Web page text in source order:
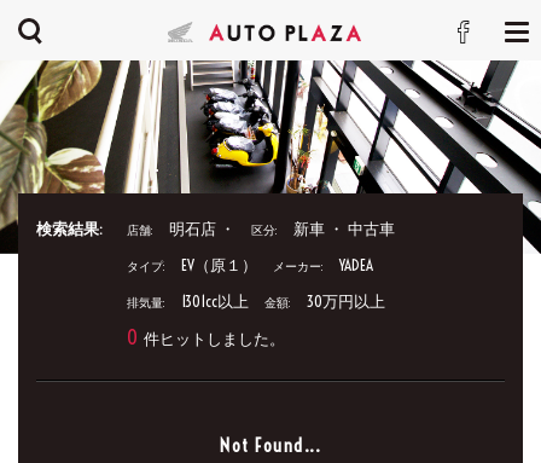
検索結果: 店舗: 明石店 ・ 区分: 新車 ・ 中古車
タイプ: EV（原１） メーカー: YADEA
排気量: 1301cc以上 金額: 30万円以上
0 件ヒットしました。
Not Found...